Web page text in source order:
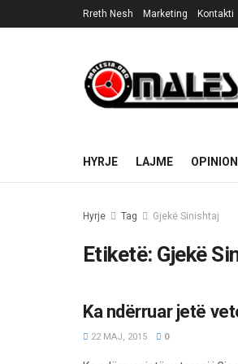
Rreth Nesh Marketing Kontakti
HYRJE LAJME
Hyrje Tag Gjekë Sinishtaj
Etiketë: Gjekë
OPINIONE/EDITORIALE
Ka ndërruar jetë
22 MAJ, 2015 0